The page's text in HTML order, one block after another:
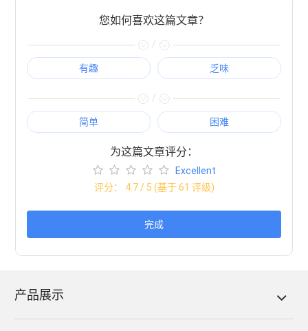
您如何喜欢这篇文章？
/
有趣 乏味
/
简单 困难
为这篇文章评分：
Excellent
评分： 4.7/ 5 (基于61 评级)
完成
产品展示